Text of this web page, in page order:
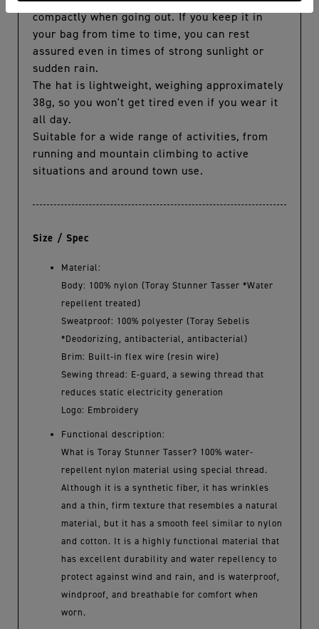
compactly when going out. If you keep it in
your bag from time to time, you can rest
assured even in times of strong sunlight or
sudden rain.
The hat is lightweight, weighing approximately
38g, so you won't get tired even if you wear it
all day.
Suitable for a wide range of activities, from
running and mountain climbing to active
situations and around town use.
Size / Spec
Material:
Body: 100% nylon (Toray Stunner Tasser *Water
repellent treated)
Sweatproof: 100% polyester (Toray Sebelis
*Deodorizing, antibacterial, antibacterial)
Brim: Built-in flex wire (resin wire)
Sewing thread: E-guard, a sewing thread that
reduces static electricity generation
Logo: Embroidery
Functional description:
What is Toray Stunner Tasser? 100% water-
repellent nylon material using special thread.
Although it is a synthetic fiber, it has wrinkles
and a thin, firm texture that resembles a natural
material, but it has a smooth feel similar to nylon
and cotton. It is a highly functional material that
has excellent durability and water repellency to
protect against wind and rain, and is waterproof,
windproof, and breathable for comfort when
worn.